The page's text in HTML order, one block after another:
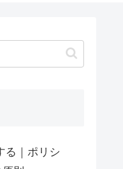
る｜ポリシ